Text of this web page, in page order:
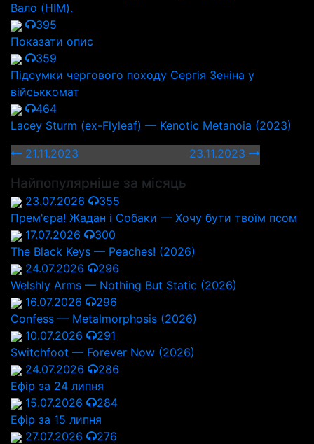
Вало (HIM).
395
Показати опис
359
Підсумки чергового походу Сергія Зеніна у
військкомат
464
Lacey Sturm (ex-Flyleaf) — Kenotic Metanoia (2023)
21.11.2023
23.11.2023
Найпопулярніше за місяць
23.07.2026
355
Прем'єра! Жадан і Собаки — Хочу бути твоїм псом
17.07.2026
300
The Black Keys — Peaches! (2026)
24.07.2026
296
Welshly Arms — Nothing But Static (2026)
16.07.2026
296
Confess — Metalmorphosis (2026)
10.07.2026
291
Switchfoot — Forever Now (2026)
24.07.2026
286
Ефір за 24 липня
15.07.2026
284
Ефір за 15 липня
27.07.2026
276